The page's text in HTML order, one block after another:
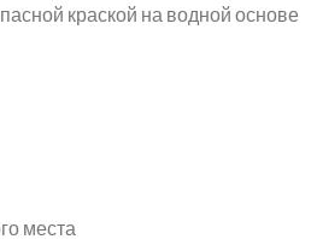
краской на водной основе
места